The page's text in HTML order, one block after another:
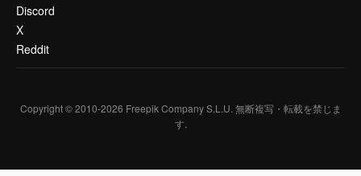
Discord
X
Reddit
Copyright © 2010-2026 Freepik Company S.L.U. 無断複写・転載を禁じま
す.